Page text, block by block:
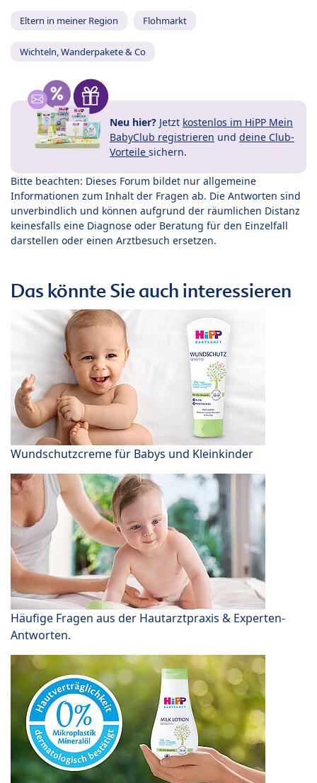
Eltern in meiner Region Flohmarkt
Wichteln, Wanderpakete & Co
Neu hier? Jetzt kostenlos im HiPP Mein
BabyClub registrieren und deine Club-
Vorteile sichern.
Bitte beachten: Dieses Forum bildet nur allgemeine
Informationen zum Inhalt der Fragen ab. Die Antworten sind
unverbindlich und können aufgrund der räumlichen Distanz
keinesfalls eine Diagnose oder Beratung für den Einzelfall
darstellen oder einen Arztbesuch ersetzen.
Das könnte Sie auch interessieren
Wundschutzcreme für Babys und Kleinkinder
Häufige Fragen aus der Hautarztpraxis & Experten-
Antworten.